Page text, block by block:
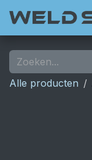
Alle producten